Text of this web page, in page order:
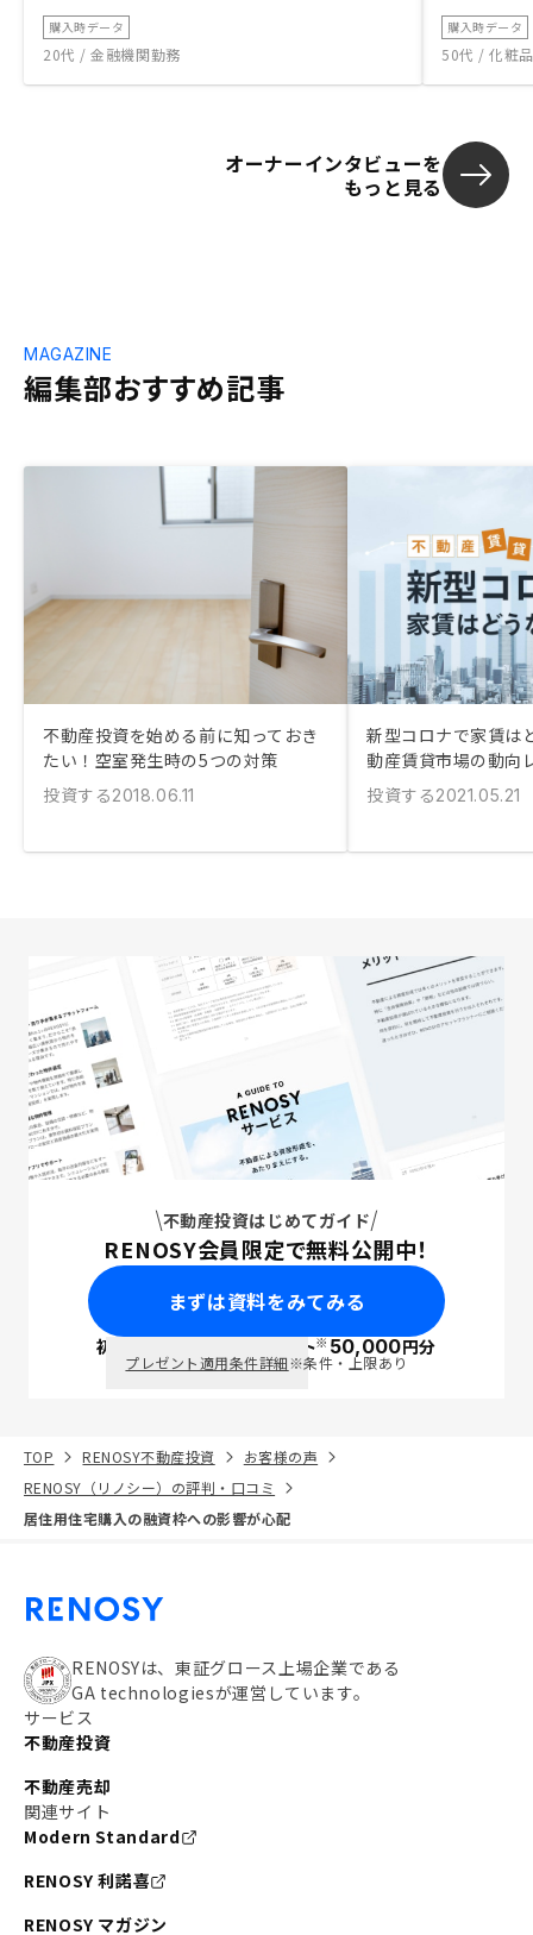
購入時データ
20代 / 金融機関勤務
購入時データ
50代 / 化粧
オーナーインタビューを
もっと見る
編集部おすすめ記事
MAGAZINE
不動産投資を始める前に知っておき
たい！空室発生時の5つの対策
投資する2018.06.11
新型コロナで家賃は
動産賃貸市場の動向
投資する2021.05.21
不動産投資はじめてガイド
RENOSY会員限定で無料公開中！
まずは資料をみてみる
初回面談で ポイント※50,000円分
プレゼント適用条件詳細※条件・上限あり
TOP RENOSY不動産投資
お客様の声
RENOSY（リノシー）の評判・口コミ
居住用住宅購入の融資枠への影響が心配
RENOSYは、東証グロース上場企業である
GA technologiesが運営しています。
サービス
不動産投資
不動産売却
関連サイト
Modern Standard
RENOSY 利諾喜
RENOSY マガジン